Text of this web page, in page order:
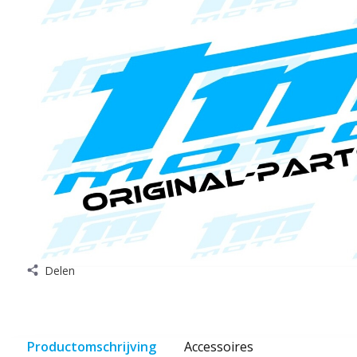
Delen
Productomschrijving Accessoires